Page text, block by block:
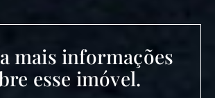
mais informações
esse imóvel.